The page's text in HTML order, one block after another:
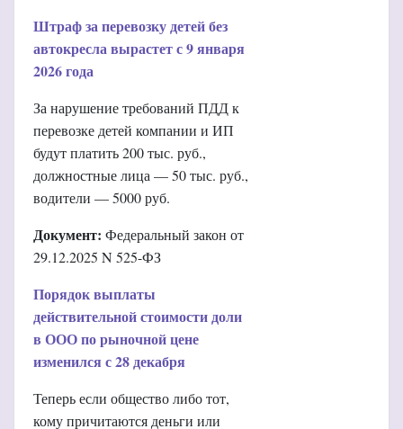
Штраф за перевозку детей без
автокресла вырастет с 9 января
2026 года
За нарушение требований ПДД к
перевозке детей компании и ИП
будут платить 200 тыс. руб.,
должностные лица — 50 тыс. руб.,
водители — 5000 руб.
Документ: Федеральный закон от
29.12.2025 N 525-ФЗ
Порядок выплаты
действительной стоимости доли
в ООО по рыночной цене
изменился с 28 декабря
Теперь если общество либо тот,
кому причитаются деньги или